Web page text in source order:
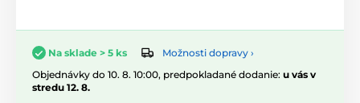
Na sklade > 5 ks
Možnosti dopravy ›
Objednávky do 10. 8. 10:00, predpokladané dodanie: u vás v
stredu 12. 8.